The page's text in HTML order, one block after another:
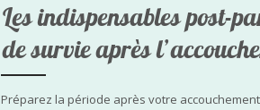
Les indispensables post-
de survie après
Préparez la période après votre